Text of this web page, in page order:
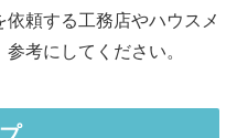
頼する工務店やハウスメ
考にしてください。